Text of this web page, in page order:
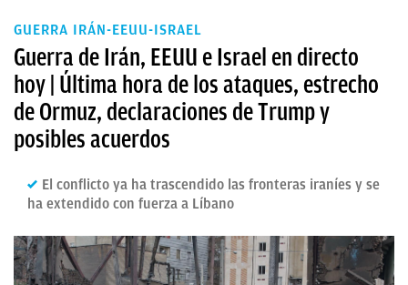
GUERRA IRÁN-EEUU-ISRAEL
Guerra de Irán, EEUU e Israel en directo
hoy | Última hora de los ataques, estrecho
de Ormuz, declaraciones de Trump y
posibles acuerdos
El conflicto ya ha trascendido las fronteras iraníes y se
ha extendido con fuerza a Líbano